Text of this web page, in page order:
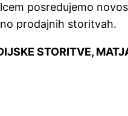
posredujemo
prodajnih storitvah.
STORITVE,